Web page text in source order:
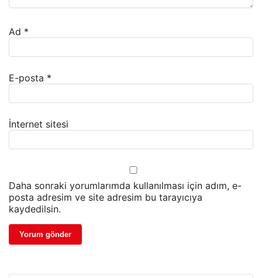
Ad *
E-posta *
İnternet sitesi
Daha sonraki yorumlarımda kullanılması için adım, e-
posta adresim ve site adresim bu tarayıcıya
kaydedilsin.